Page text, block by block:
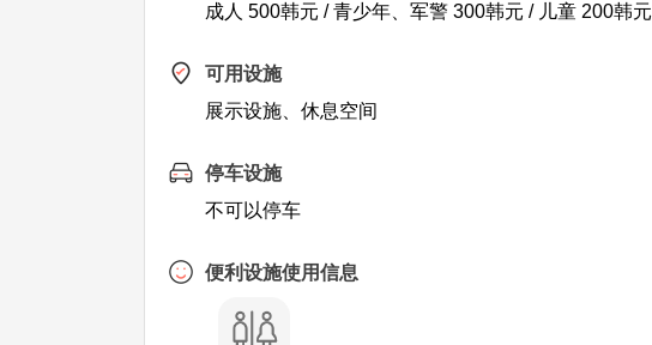
成人 500韩元 / 青少年、军警 300韩元 / 儿童 200韩元
可用设施
展示设施、休息空间
停车设施
不可以停车
便利设施使用信息